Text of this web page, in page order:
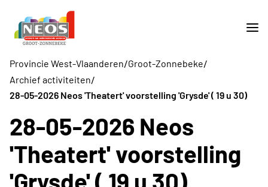
Provincie West-Vlaanderen/Groot-Zonnebeke/
Archief activiteiten/
28-05-2026 Neos 'Theatert' voorstelling 'Grysde' ( 19 u 30)
28-05-2026 Neos
'Theatert' voorstelling
'Grysde' ( 19 u 30)